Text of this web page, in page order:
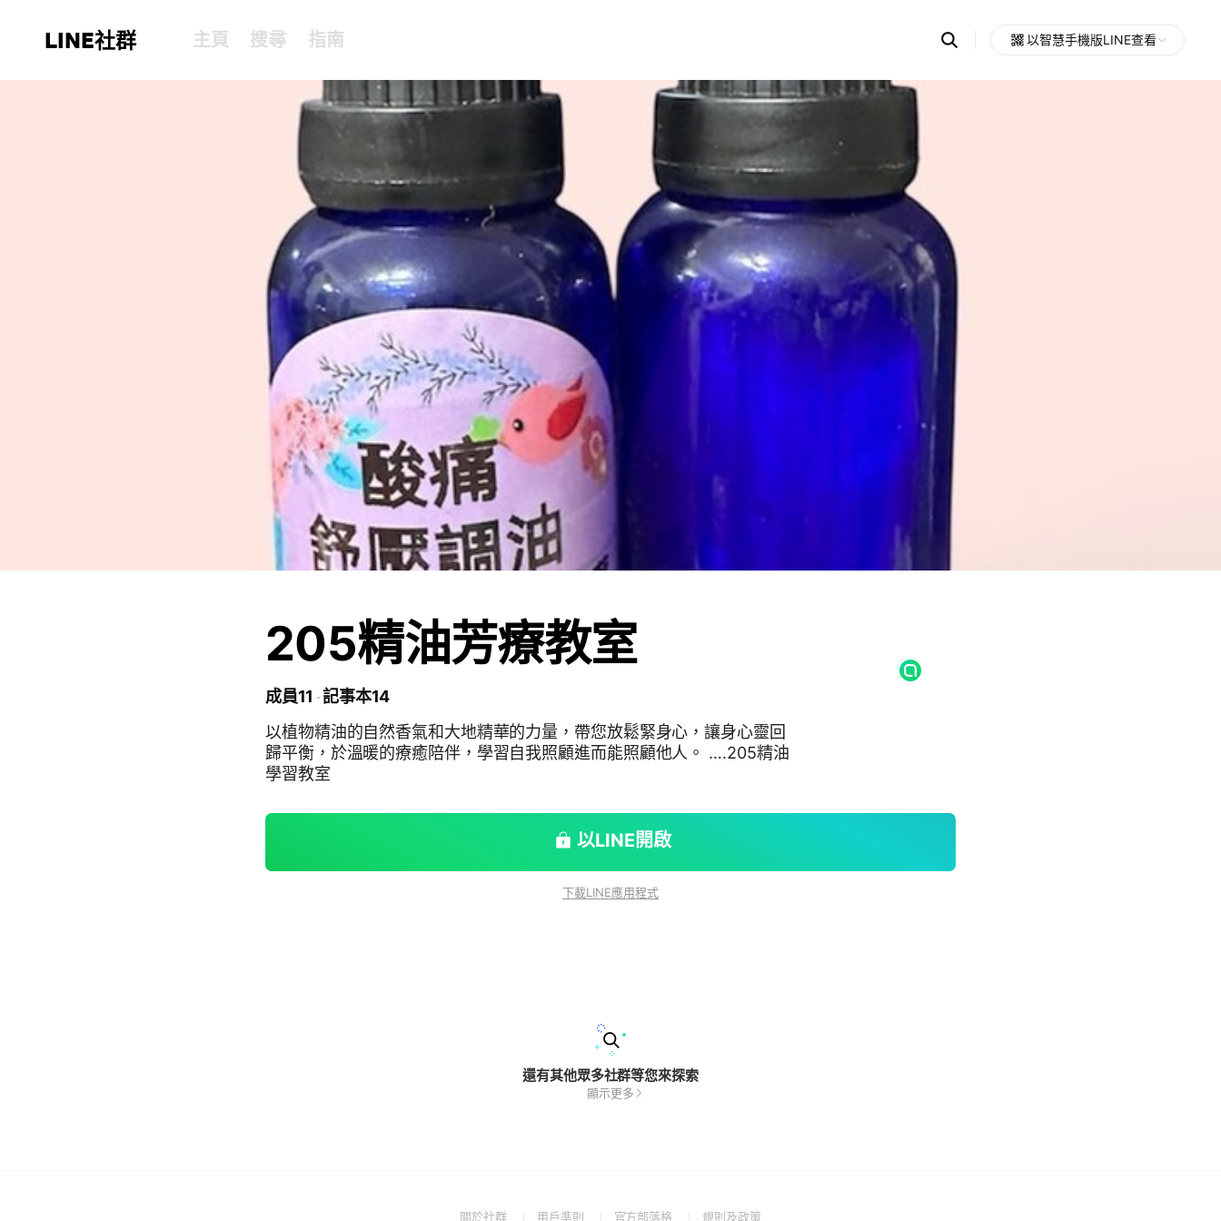
LINE社群 主頁 搜尋 指南 Search
OpenChats
messages
search
以智慧手機版LINE查看
205精油芳療教室
成員11 記事本14
以植物精油的自然香氣和大地精華的力量，帶您放鬆緊身心，讓身心靈回
歸平衡，於溫暖的療癒陪伴，學習自我照顧進而能照顧他人。 ….205精油
學習教室
以LINE開啟
下載LINE應用程式
還有其他眾多社群等您來探索
顯示更多
關於社群 (Open用戶準則 (Open官方部落格 (Open規則及政策(Open